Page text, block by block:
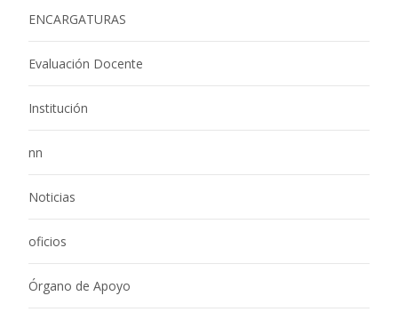
ENCARGATURAS
Evaluación Docente
Institución
nn
Noticias
oficios
Órgano de Apoyo